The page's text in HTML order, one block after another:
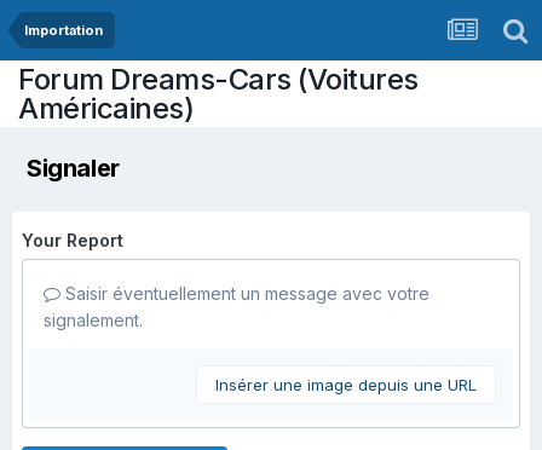
Importation
Forum Dreams-Cars (Voitures
Américaines)
Signaler
Your Report
Saisir éventuellement un message avec votre
signalement.
Insérer une image depuis une URL